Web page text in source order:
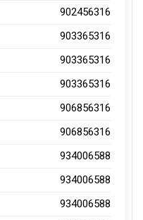
902456316
903365316
903365316
903365316
906856316
906856316
934006588
934006588
934006588